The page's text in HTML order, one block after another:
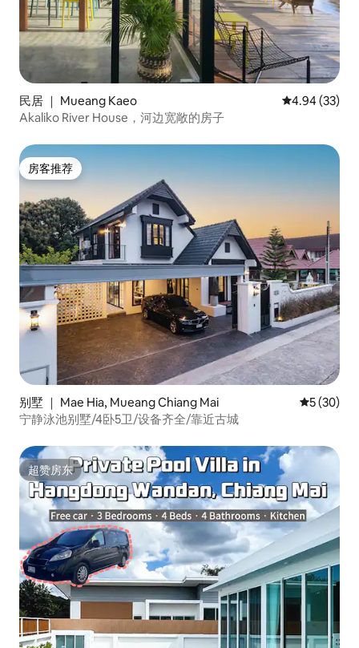
民居 ｜ Mueang Kaeo 平均评分
4.94 (33)
Akaliko River House，河边宽敞的房子
房客推荐
房客推荐
别墅 ｜ Mae Hia, Mueang Chiang Mai 平均评分
5 (30)
宁静泳池别墅/4卧5卫/设备齐全/靠近古城
超赞房东
超赞房东